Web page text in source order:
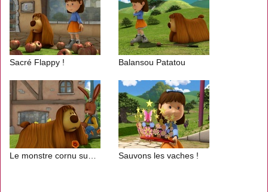
Sacré Flappy ! Balansou Patatou
Sauvons les vaches !